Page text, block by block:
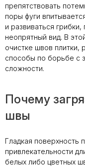
препятствовать
поры фуги
и развиваться
неопрятный вид. В
очистке швов
способы по борьбе с
сложности.
Почему
швы
Гладкая поверхность
привлекательности
белых либо цветных